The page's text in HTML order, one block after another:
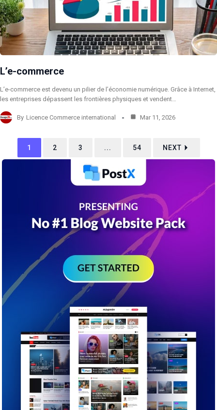
L’e-commerce
L’e-commerce est devenu un pilier de l’économie numérique. Grâce à Internet,
les entreprises dépassent les frontières physiques et vendent…
By Licence Commerce international Mar 11, 2026
1 2 3 ... 54 NEXT